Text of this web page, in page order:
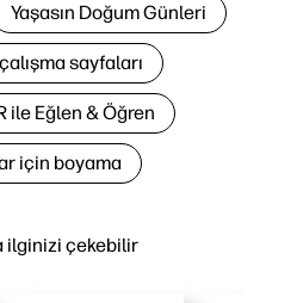
ilginizi çekebilir
Yaşasın Doğum Günleri
sayfaları
ile Eğlen & Öğren
için boyama